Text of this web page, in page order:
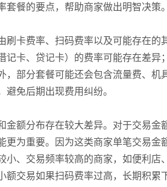
餐的要点，帮助商家做出明智决策。
刷卡费率、扫码费率以及可能存在
记卡、贷记卡）的费率可能存在差
，部分套餐可能还会包含流量费、
免后期出现费用纠纷。
金额分布存在较大差异。对于交易金
更为重要。因为这类商家单笔交易
小、交易频率较高的商家，如便利
额交易如果扫码费率过高，长期积